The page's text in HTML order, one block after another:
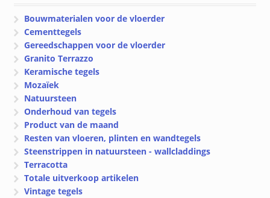
Bouwmaterialen voor de vloerder
Cementtegels
Gereedschappen voor de vloerder
Granito Terrazzo
Keramische tegels
Mozaïek
Natuursteen
Onderhoud van tegels
Product van de maand
Resten van vloeren, plinten en wandtegels
Steenstrippen in natuursteen - wallcladdings
Terracotta
Totale uitverkoop artikelen
Vintage tegels